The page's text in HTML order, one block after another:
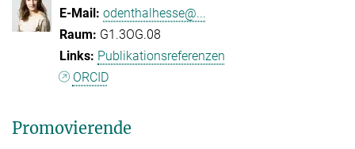
odenthalhesse@...
G1.3OG.08
Publikationsreferenzen
ORCID
Promovierende